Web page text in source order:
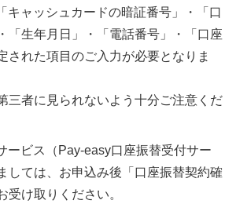
キャッシュカードの暗証番号」・「口
「生年月日」・「電話番号」・「口座
された項目のご入力が必要となりま
三者に見られないよう十分ご注意くだ
ービス（Pay-easy口座振替受付サー
しては、お申込み後「口座振替契約確
受け取りください。